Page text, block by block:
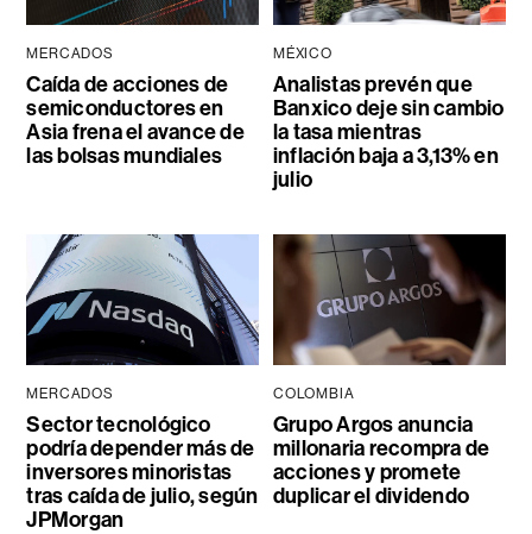
MERCADOS
Caída de acciones de
semiconductores en
Asia frena el avance de
las bolsas mundiales
MÉXICO
Analistas prevén que
Banxico deje sin cambio
la tasa mientras
inflación baja a 3,13% en
julio
MERCADOS
Sector tecnológico
podría depender más de
inversores minoristas
tras caída de julio, según
JPMorgan
COLOMBIA
Grupo Argos anuncia
millonaria recompra de
acciones y promete
duplicar el dividendo